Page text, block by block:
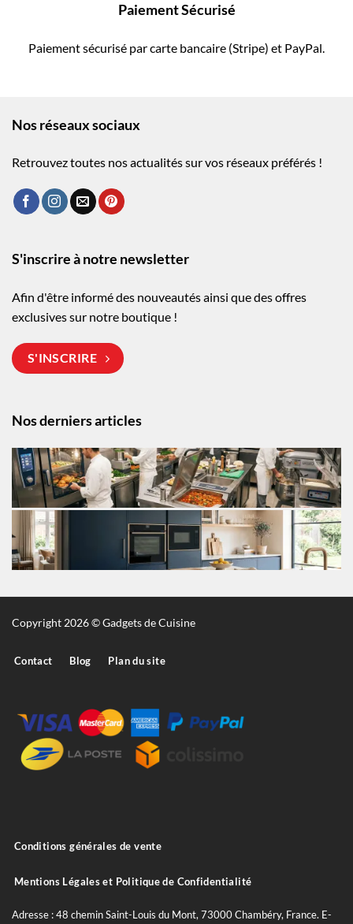
Paiement Sécurisé
Paiement sécurisé par carte bancaire (Stripe) et PayPal.
Nos réseaux sociaux
Retrouvez toutes nos actualités sur vos réseaux préférés !
Nos derniers articles
S'inscrire à notre newsletter
Afin d'être informé des nouveautés ainsi que des offres
exclusives sur notre boutique !
S'INSCRIRE
Copyright 2026 © Gadgets de Cuisine
Contact Blog Plan du site
Conditions générales de vente
Mentions Légales et Politique de Confidentialité
Adresse : 48 chemin Saint-Louis du Mont, 73000 Chambéry, France. E-